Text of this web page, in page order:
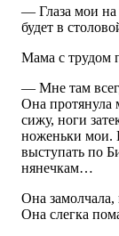
— Глаза мои на
будет в
Мама с трудом
— Мне там
Она протянула
сижу, ноги
ноженьки мои.
выступать по
нянечкам…
Она
Она слегка